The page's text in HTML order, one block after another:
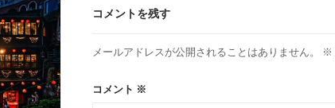
ン
コメントを残す
メールアドレスが公開されることはありません。 ※
コメント ※